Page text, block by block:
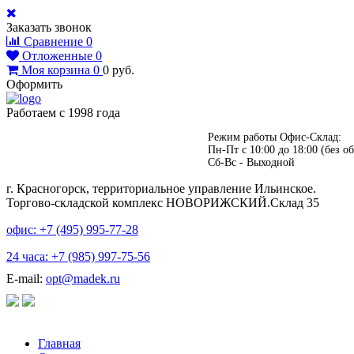
Заказать звонок
Сравнение 0
Отложенные 0
Моя корзина 0 0 руб.
Оформить
Работаем с 1998 года
Режим работы Офис-Склад:
Пн-Пт с 10:00 до 18:00 (без
Сб-Вс - Выходной
г. Красногорск, территориальное управление Ильинское.
Торгово-складской комплекс НОВОРИЖСКИЙ.Склад 35
офис: +7 (495) 995-77-28
24 часа: +7 (985) 997-75-56
E-mail: opt@madek.ru
Главная